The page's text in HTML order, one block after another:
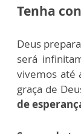
Tenha
Deus
será
vivemos até
graça de
de